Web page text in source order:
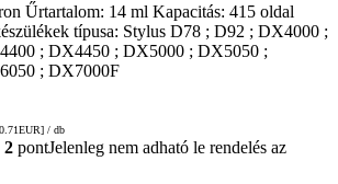
Űrtartalom: 14 ml Kapacitás: 415 oldal
típusa: Stylus D78 ; D92 ; DX4000 ;
; DX4450 ; DX5000 ; DX5050 ;
; DX7000F
EUR] / db
2 pontJelenleg nem adható le rendelés az